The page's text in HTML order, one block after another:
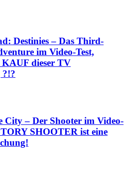
Destinies – Das Third-
im Video-Test,
dieser TV
?!?
City – Der Shooter im Video-
SHOOTER ist eine